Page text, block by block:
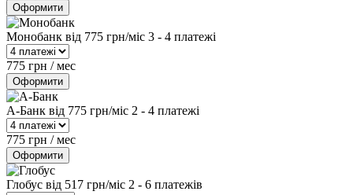
Оформити
Монобанк від 775 грн/міс 3 - 4 платежі
775 грн / мес
Оформити
А-Банк від 775 грн/міс 2 - 4 платежі
775 грн / мес
Оформити
Глобус від 517 грн/міс 2 - 6 платежів